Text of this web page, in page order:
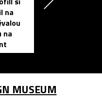
na
na
MUSEUM